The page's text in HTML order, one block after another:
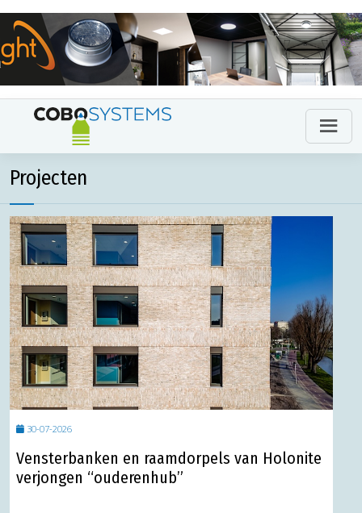
Projecten
30-07-2026
Vensterbanken en raamdorpels van Holonite
verjongen “ouderenhub”